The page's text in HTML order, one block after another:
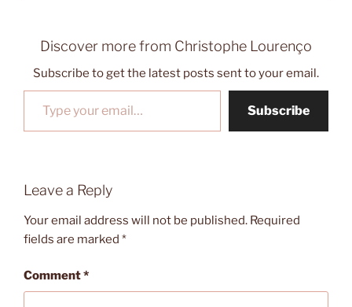
Discover more from Christophe Lourenço
Subscribe to get the latest posts sent to your email.
Type your email…
Subscribe
Leave a Reply
Your email address will not be published. Required
fields are marked *
Comment*